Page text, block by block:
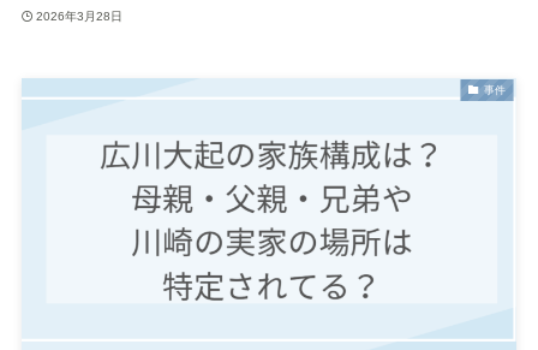
2026年3月28日
事件